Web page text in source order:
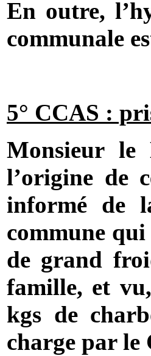
En outre,
communale
5° CCAS :
Monsieur le
l’origine de
informé de
commune qui
de grand
famille, et
kgs de
charge par le